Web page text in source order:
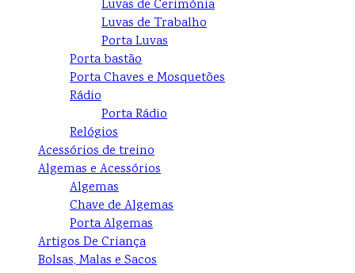
Luvas de Cerimónia
Luvas de Trabalho
Porta Luvas
Porta bastão
Porta Chaves e Mosquetões
Rádio
Porta Rádio
Relógios
Acessórios de treino
Algemas e Acessórios
Algemas
Chave de Algemas
Porta Algemas
Artigos De Criança
Bolsas, Malas e Sacos